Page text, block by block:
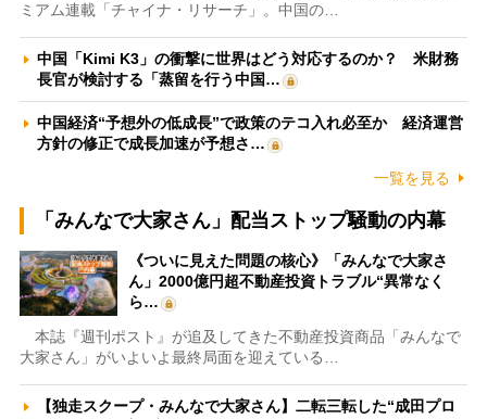
ミアム連載「チャイナ・リサーチ」。中国の…
中国「Kimi K3」の衝撃に世界はどう対応するのか？ 米財務
長官が検討する「蒸留を行う中国…
中国経済“予想外の低成長”で政策のテコ入れ必至か 経済運営
方針の修正で成長加速が予想さ…
一覧を見る
「みんなで大家さん」配当ストップ騒動の内幕
《ついに見えた問題の核心》「みんなで大家さ
ん」2000億円超不動産投資トラブル“異常なく
ら…
本誌『週刊ポスト』が追及してきた不動産投資商品「みんなで
大家さん」がいよいよ最終局面を迎えている…
【独走スクープ・みんなで大家さん】二転三転した“成田プロ